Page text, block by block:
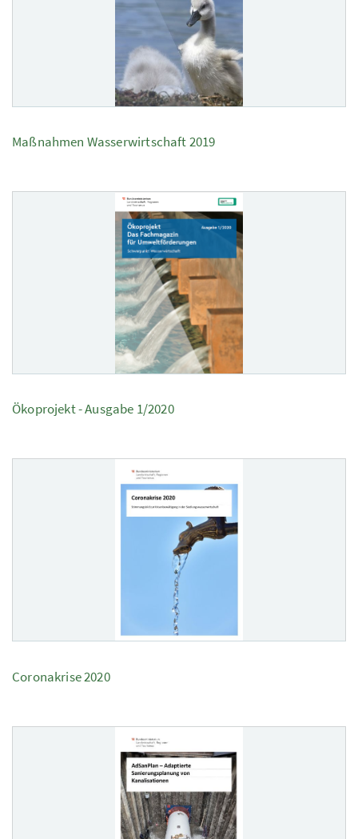
Maßnahmen Wasserwirtschaft 2019
Ökoprojekt - Ausgabe 1/2020
Coronakrise 2020